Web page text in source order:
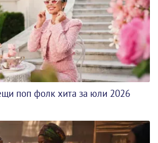
поп фолк хита за юли 2026